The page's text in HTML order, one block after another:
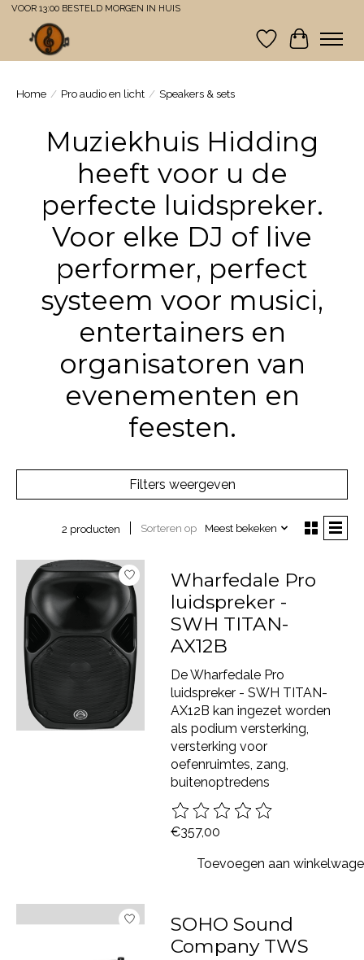
VOOR 13:00 BESTELD MORGEN IN HUIS
Verlanglijst
Home / Pro audio en licht / Speakers & sets
Muziekhuis Hidding
heeft voor u de
perfecte luidspreker.
Voor elke DJ of live
performer, perfect
systeem voor musici,
entertainers en
organisatoren van
evenementen en
feesten.
Filters weergeven
2 producten Sorteren op Meest bekeken
Wharfedale Pro
luidspreker -
SWH TITAN-
AX12B
De Wharfedale Pro
luidspreker - SWH TITAN-
AX12B kan ingezet worden
als podium versterking,
versterking voor
oefenruimtes, zang,
buitenoptredens
De beoordeling van dit product
€357,00
Toevoegen aan
SOHO Sound
Company TWS